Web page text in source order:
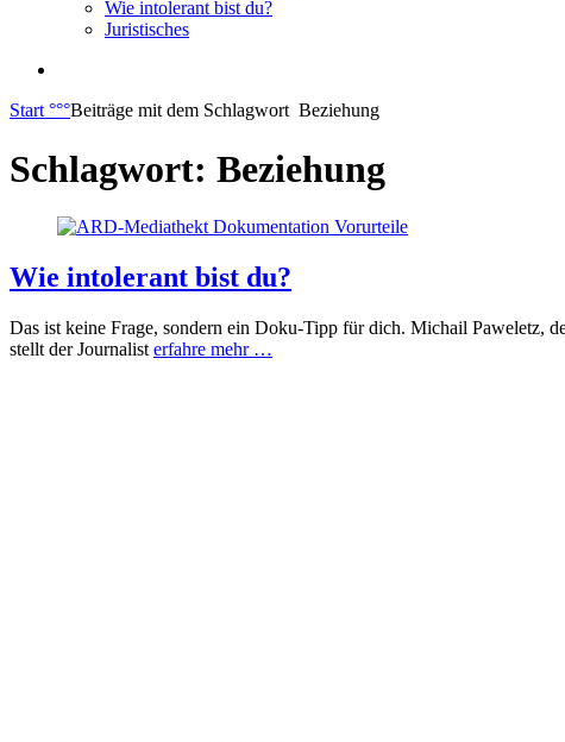
Wie intolerant bist du?
Juristisches
Start °°°Beiträge mit dem Schlagwort Beziehung
Schlagwort: Beziehung
Wie intolerant bist du?
Das ist keine Frage, sondern ein Doku-Tipp für dich. Michail Paweletz,
stellt der Journalist erfahre mehr …